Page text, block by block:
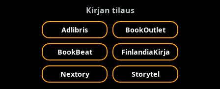
Kirjan tilaus
Adlibris BookOutlet
BookBeat FinlandiaKirja
Nextory Storytel